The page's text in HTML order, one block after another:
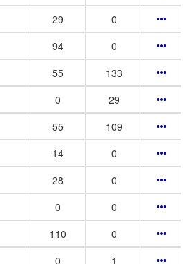
29
0
94
0
55
133
0
29
55
109
14
0
28
0
0
0
110
0
0 1